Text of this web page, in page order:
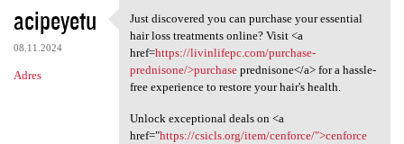
acipeyetu
08.11.2024
Adres
Just discovered you can
Just discovered you can purchase your essential
hair loss treatments online? Visit <a
href=https://livinlifepc.com/purchase-
prednisone/>purchaseprednisone</a> for a hassle-
free experience to restore your hair's health.
Unlock exceptional deals on <a
href="https://csicls.org/item/cenforce/">cenforce